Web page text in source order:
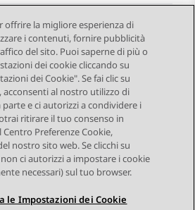
Argomento successivo
offrire la migliore esperienza di
i contenuti, fornire pubblicità
del sito. Puoi saperne di più o
dei cookie cliccando su
dei Cookie". Se fai clic su
acconsenti al nostro utilizzo di
e ci autorizzi a condividere i
ritirare il tuo consenso in
Preferenze Cookie,
nostro sito web. Se clicchi su
ci autorizzi a impostare i cookie
necessari) sul tuo browser.
le Impostazioni dei Cookie